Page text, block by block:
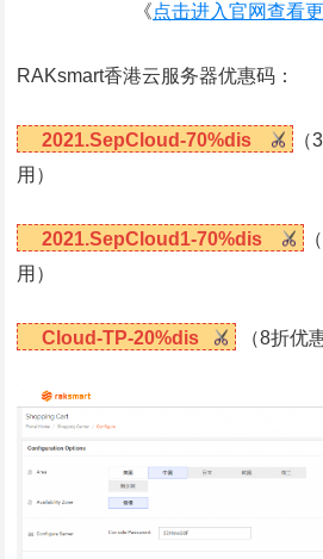
《点击进入官网查看
RAKsmart香港云服务器优惠码：
2021.SepCloud-70%dis
用）
2021.SepCloud1-70%dis
用）
Cloud-TP-20%dis （8折优